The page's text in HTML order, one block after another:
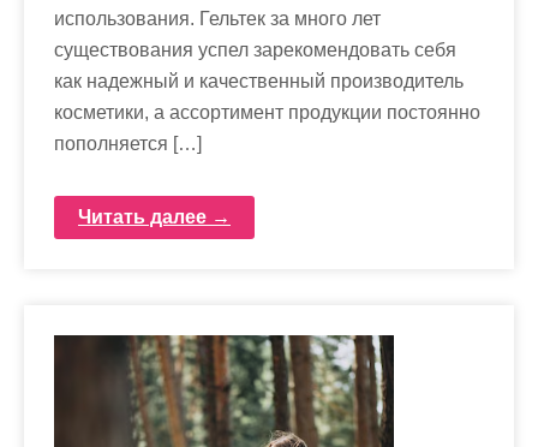
использования. Гельтек за много лет
существования успел зарекомендовать себя
как надежный и качественный производитель
косметики, а ассортимент продукции постоянно
пополняется […]
Читать далее →